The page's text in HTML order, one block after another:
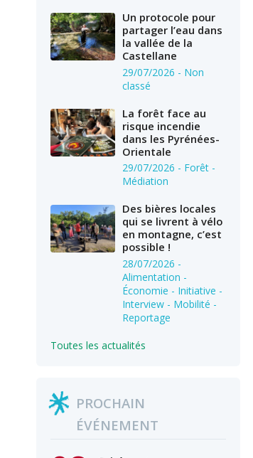
Un protocole pour
partager l’eau dans
la vallée de la
Castellane
29/07/2026 - Non
classé
La forêt face au
risque incendie
dans les Pyrénées-
Orientale
29/07/2026 - Forêt -
Médiation
Des bières locales
qui se livrent à vélo
en montagne, c’est
possible !
28/07/2026 -
Alimentation -
Économie - Initiative -
Interview - Mobilité -
Reportage
Toutes les actualités
PROCHAIN
ÉVÉNEMENT